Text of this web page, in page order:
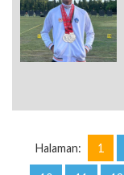
Halaman: 1